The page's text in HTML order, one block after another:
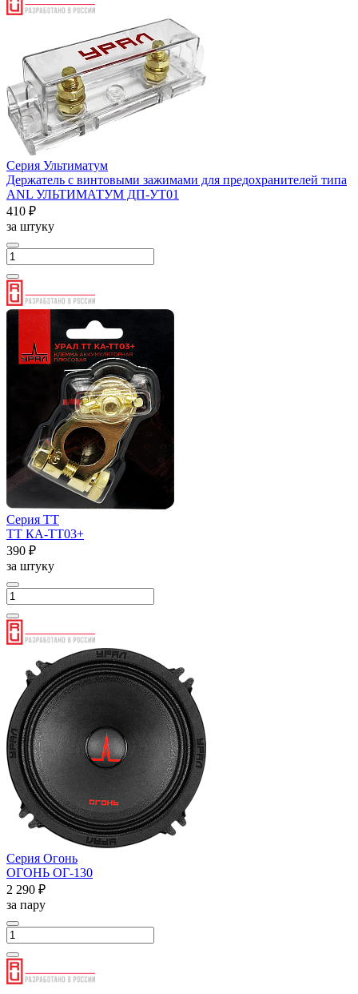
Серия Ультиматум
Держатель с винтовыми зажимами для предохранителей типа
ANL УЛЬТИМАТУМ ДП-УТ01
410 ₽
за штуку
Серия ТТ
ТТ КА-ТТ03+
390 ₽
за штуку
Серия Огонь
ОГОНЬ ОГ-130
2 290 ₽
за пару